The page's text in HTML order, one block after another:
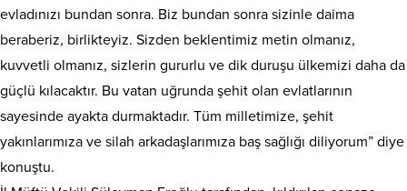
evladınızı bundan sonra. Biz bundan sonra sizinle daima
beraberiz, birlikteyiz. Sizden beklentimiz metin olmanız,
kuvvetli olmanız, sizlerin gururlu ve dik duruşu ülkemizi daha da
güçlü kılacaktır. Bu vatan uğrunda şehit olan evlatlarının
sayesinde ayakta durmaktadır. Tüm milletimize, şehit
yakınlarımıza ve silah arkadaşlarımıza baş sağlığı diliyorum” diye
konuştu.